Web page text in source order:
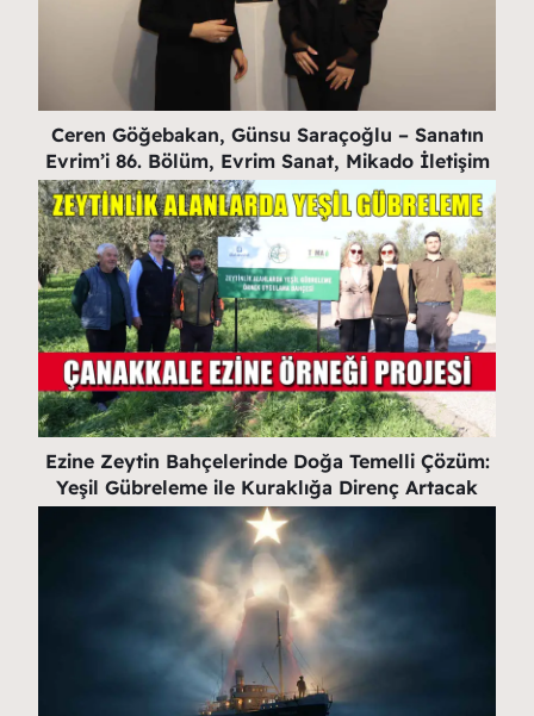
Ceren Göğebakan, Günsu Saraçoğlu – Sanatın
Evrim’i 86. Bölüm, Evrim Sanat, Mikado İletişim
Ezine Zeytin Bahçelerinde Doğa Temelli Çözüm:
Yeşil Gübreleme ile Kuraklığa Direnç Artacak